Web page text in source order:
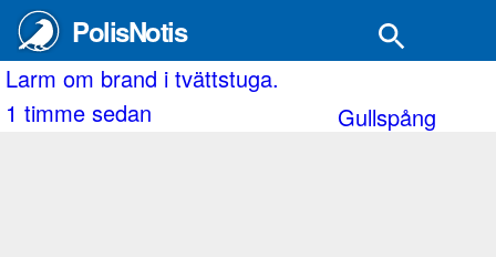
PolisNotis
Man som fallit från höghöjdsbana.
2 timmar sedan
Ängelholm